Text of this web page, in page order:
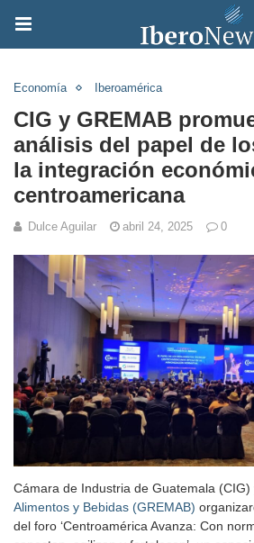
Economía Iberoamérica
CIG y GREMAB
análisis del papel de
la integración
centroamericana
Dulce Aguilar abril 24, 2025 0
Cámara de Industria de Guatemala (CIG)
Alimentos y Bebidas (GREMAB)
del foro ‘Centroamérica Avanza: Con